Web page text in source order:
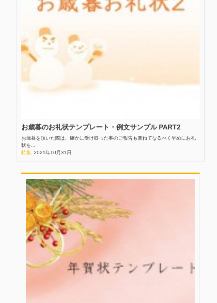
お歳暮のお礼状テンプレート・例文サンプル PART2
お歳暮を頂いた際は、確かに受け取った事のご報告も兼ねてなるべく早めにお礼
状を...
特集 2021年10月31日